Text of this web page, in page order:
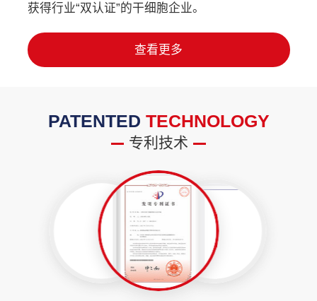
获得行业“双认证”的干细胞企业。
查看更多
PATENTED TECHNOLOGY
专利技术